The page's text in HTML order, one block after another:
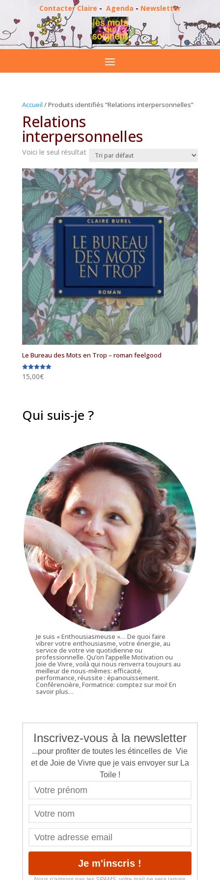
Contacter Claire - Agenda - Newsletter
Accueil / Produits identifiés “Relations interpersonnelles”
Relations
interpersonnelles
Voici le seul résultat
Le Bureau des Mots en Trop – roman feelgood
Note
5.00
15,00€
Qui suis-je ?
Je suis « Enthousiasmeuse »… De quoi faire
vibrer votre enthousiasme, votre énergie, au
service de votre vie quotidienne ou
professionnelle. Qu’on l’appelle Motivation ou
Joie de Vivre, voilà qui nous renverra toujours au
meilleur de nous-mêmes: efficacité,
performance, réussite : épanouissement.
Conférencière, Formatrice: comptez sur moi!En
savoir plus…
Inscrivez-vous à la newsletter
...pour profiter de toutes les étincelles de Vie
et de Joie de Vivre que je vais envoyer sur La
Toile !